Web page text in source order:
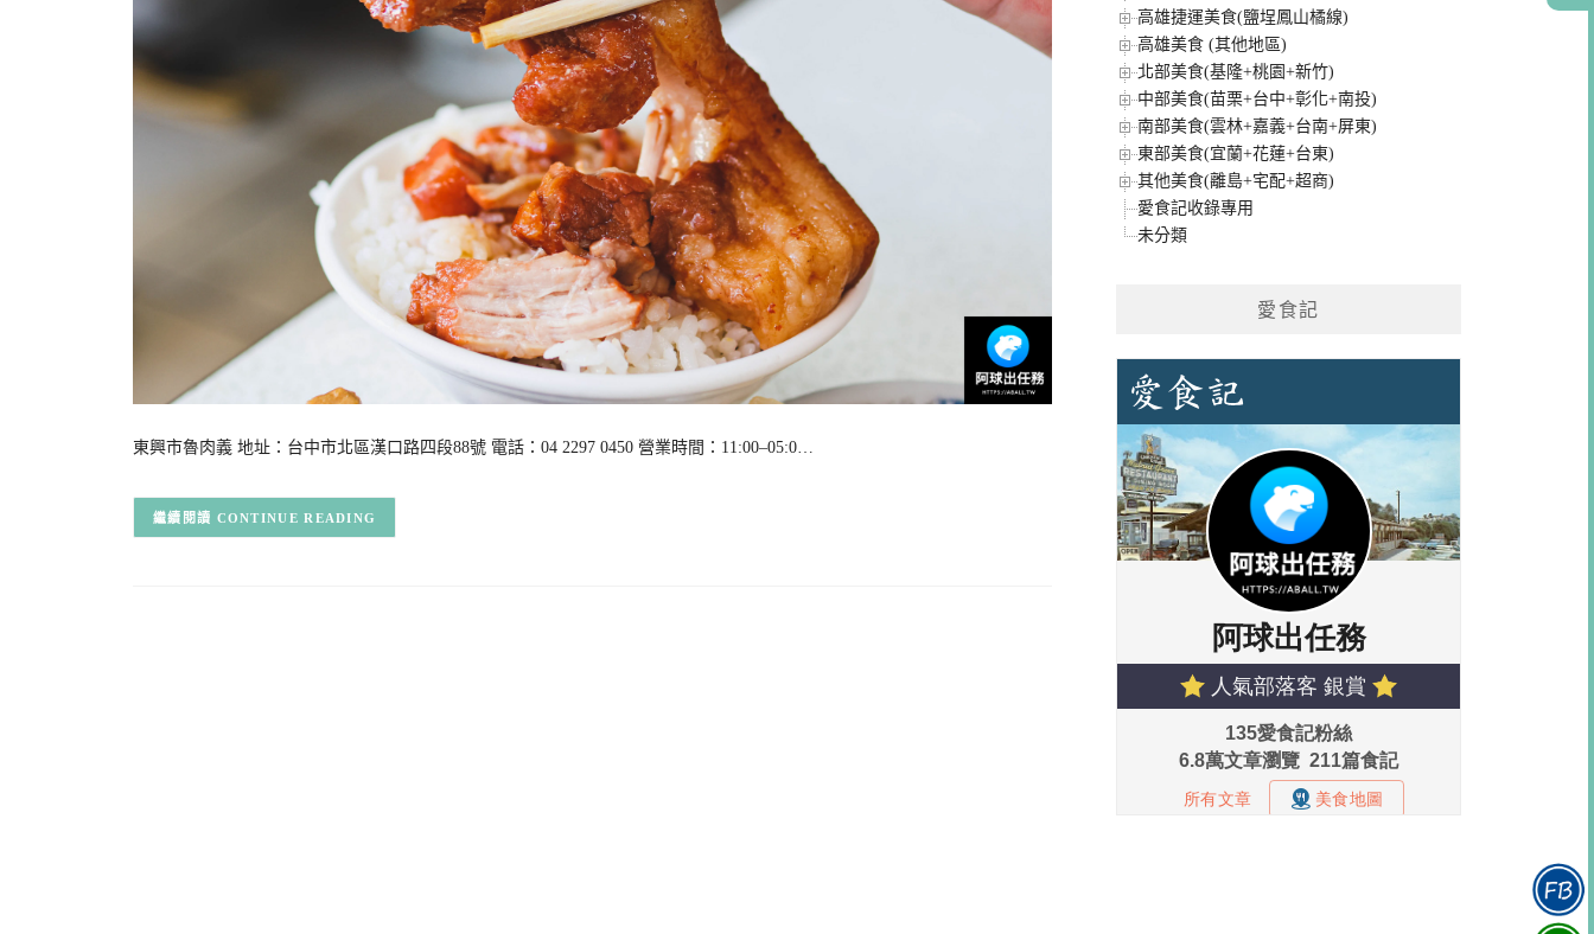
東興市魯肉義 地址：台中市北區漢口路四段88號 電話：04 2297 0450 營業時間：11:00–05:0…
CONTINUE READING
高雄捷運美食(鹽埕鳳山橘線)
高雄美食 (其他地區)
北部美食(基隆+桃園+新竹)
中部美食(苗栗+台中+彰化+南投)
南部美食(雲林+嘉義+台南+屏東)
東部美食(宜蘭+花蓮+台東)
其他美食(離島+宅配+超商)
愛食記收錄專用
未分類
愛食記